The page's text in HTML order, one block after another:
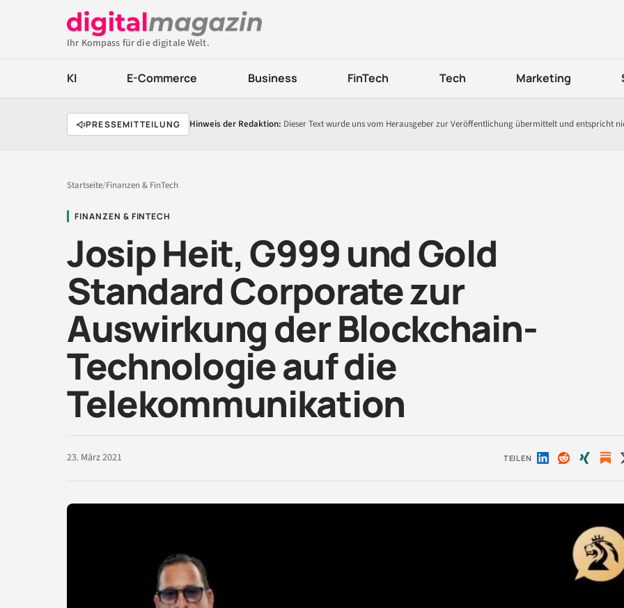
Ihr Kompass für die digitale Welt.
KI E-Commerce Business FinTech Tech Marketing
PRESSEMITTEILUNG Hinweis der Redaktion: Dieser Text wurde uns vom Herausgeber zur Veröffentlichung übermittelt und entspricht
Startseite/Finanzen & FinTech
FINANZEN & FINTECH
Josip Heit, G999 und Gold
Standard Corporate zur
Auswirkung der Blockchain-
Technologie auf die
Telekommunikation
23. März 2021 TEILEN Auf Auf Auf